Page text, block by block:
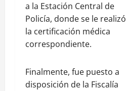
a la Estación Central de
Policía, donde se le realizó
la certificación médica
correspondiente.
Finalmente, fue puesto a
disposición de la Fiscalía